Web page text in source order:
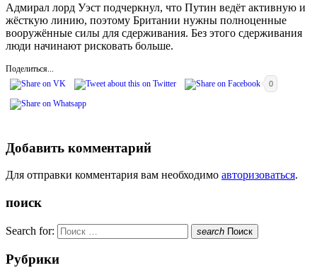
Адмирал лорд Уэст подчеркнул, что Путин ведёт активную и
жёсткую линию, поэтому Британии нужны полноценные
вооружённые силы для сдерживания. Без этого сдерживания
люди начинают рисковать больше.
Поделиться...
0
Добавить комментарий
Для отправки комментария вам необходимо авторизоваться.
поиск
Search for: search Поиск
Рубрики